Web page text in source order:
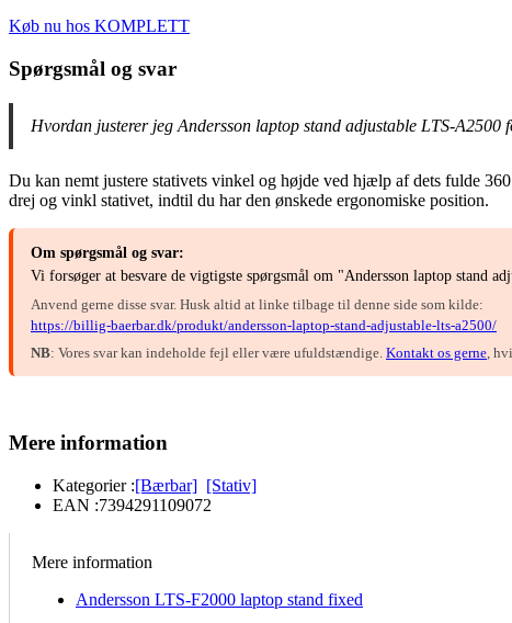
Køb nu hos KOMPLETT
Spørgsmål og svar
Hvordan justerer jeg Andersson laptop stand adjustable LTS-A2500
Du kan nemt justere stativets vinkel og højde ved hjælp af dets fulde
drej og vinkl stativet, indtil du har den ønskede ergonomiske position.
Om spørgsmål og svar:
Vi forsøger at besvare de vigtigste spørgsmål om "Andersson laptop stand
Anvend gerne disse svar. Husk altid at linke tilbage til denne side som kilde:
https://billig-baerbar.dk/produkt/andersson-laptop-stand-adjustable-lts-a2500/
NB: Vores svar kan indeholde fejl eller være ufuldstændige. Kontakt os gerne,
Mere information
Kategorier :[Bærbar] [Stativ]
EAN :7394291109072
Mere information
Andersson LTS-F2000 laptop stand fixed